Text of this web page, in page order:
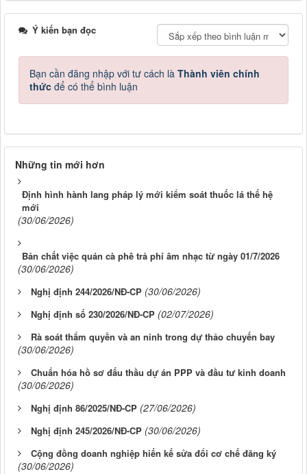
Ý kiến bạn đọc
Bạn cần đăng nhập với tư cách là Thành viên chính
thức để có thể bình luận
Những tin mới hơn
Định hình hành lang pháp lý mới kiểm soát thuốc lá thế hệ
mới
(30/06/2026)
Bản chất việc quán cà phê trả phí âm nhạc từ ngày 01/7/2026
(30/06/2026)
Nghị định 244/2026/NĐ-CP (30/06/2026)
Nghị định số 230/2026/NĐ-CP (02/07/2026)
Rà soát thẩm quyền và an ninh trong dự thảo chuyến bay
(30/06/2026)
Chuẩn hóa hồ sơ đấu thầu dự án PPP và đầu tư kinh doanh
(30/06/2026)
Nghị định 86/2025/NĐ-CP (27/06/2026)
Nghị định 245/2026/NĐ-CP (30/06/2026)
Cộng đồng doanh nghiệp hiến kế sửa đổi cơ chế đăng ký
(30/06/2026)